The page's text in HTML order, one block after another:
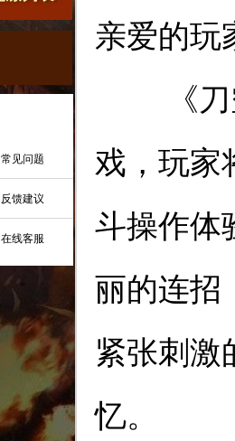
常见问题
反馈建议
在线客服
亲爱的玩
《刀空
戏，玩家
斗操作体
丽的连招
紧张刺激
忆。